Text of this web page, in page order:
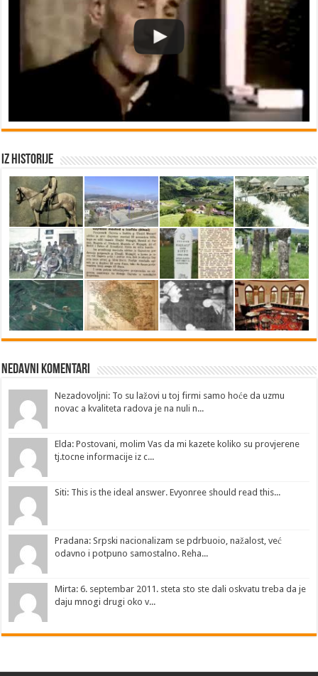
Iz historije
Nedavni Komentari
Nezadovoljni: To su lažovi u toj firmi samo hoće da uzmu
novac a kvaliteta radova je na nuli n...
Elda: Postovani, molim Vas da mi kazete koliko su provjerene
tj.tocne informacije iz c...
Siti: This is the ideal answer. Evyonree should read this...
Pradana: Srpski nacionalizam se pdrbuoio, nažalost, već
odavno i potpuno samostalno. Reha...
Mirta: 6. septembar 2011. steta sto ste dali oskvatu treba da je
daju mnogi drugi oko v...